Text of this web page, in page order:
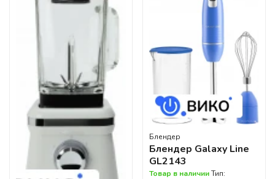
Блендер
Блендер Galaxy Line
GL2143
Товар в наличииТип: